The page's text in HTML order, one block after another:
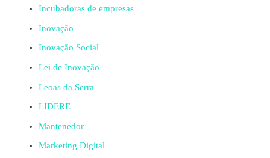
Incubadoras de empresas
Inovação
Inovação Social
Lei de Inovação
Leoas da Serra
LIDERE
Mantenedor
Marketing Digital